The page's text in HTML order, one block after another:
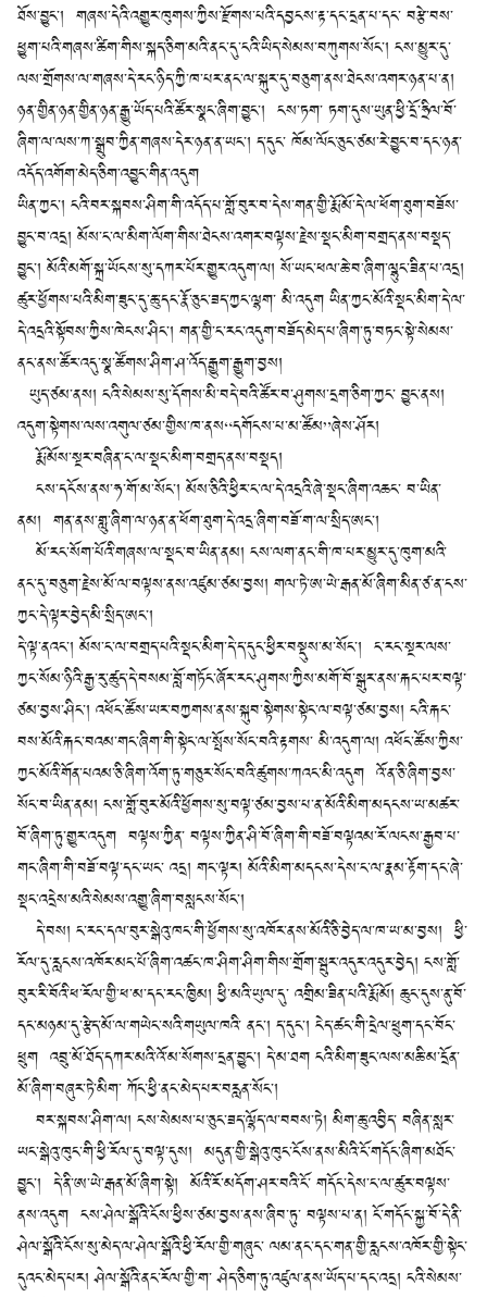
ཐོས་བྱུང་། གཞས་དེའི་འགྱུར་ཁུགས་ཀྱིས་རྫོགས་པའི་དབྱངས་རྟ་དང་དྲན་པ་དང་ བརྩེ་བས་
ཕྱུག་པའི་གཞས་ཚིག་གིས་སྐད་ཅིག་མའི་ནང་དུ་ངའི་ཡིད་སེམས་བཀུགས་སོང་། ངས་མྱུར་དུ་
ལས་གྲོགས་ལ་གཞས་དེ་རང་ཉིད་ཀྱི་ཁ་པར་ནང་ལ་སྐུར་དུ་བཅུག་ནས་ཐེངས་འགར་ཉན་པ་ན།
ཉན་གྱིན་ཉན་གྱིན་ཉན་རྒྱུ་ཡོད་པའི་ཚོར་སྣང་ཞིག་བྱུང་། ངས་ཏག་ ཏག་དུས་ཡུན་ཕྱི་དྲོ་ཧྲིལ་བོ་
ཞིག་ལ་ལས་ཀ་སྒྲུབ་ཀྱིན་གཞས་དེར་ཉན་ན་ཡང་། ད་དུང་ ཁོམ་ལོང་ཅུང་ཙམ་རེ་བྱུང་བ་དང་ཉན་
འདོད་འགོག་མེད་ཅིག་འབྱུང་གིན་འདུག
ཡིན་ཀྱང་། ངའི་བར་སྐབས་ཤིག་གི་འདོད་པ་གློ་བུར་བ་དེས་གན་གྱི་རྨོ་མོ་དེ་ལ་ཕོག་ཐུག་བཟོས་
བྱུང་བ་འདྲ། མོས་ང་ལ་མིག་ལོག་གིས་ཐེངས་འགར་བལྟས་རྗེས་སྡང་མིག་བགྲད་ནས་བསྡད་
བྱུང་། མོའི་མགོ་སྐྲ་ཡོངས་སུ་དཀར་པོར་གྱུར་འདུག་ལ། སོ་ཡང་ཕལ་ཆེ་བ་ཞིག་ལྷུང་ཟིན་པ་འདྲ།
ཚུར་ཕྱོགས་པའི་མིག་ཟུང་དུ་ཆུ་དང་རྣོ་ཅུང་ཟད་ཀྱང་ལྷག་ མི་འདུག ཡིན་ཀྱང་མོའི་སྡང་མིག་དེ་ལ་
དེ་འདྲའི་སྟོབས་ཀྱིས་ཁེངས་ཤིང་། གན་གྱི་ང་རང་འདུག་བཟོད་མེད་པ་ཞིག་ཏུ་བཏང་སྟེ་སེམས་
ནང་ནས་ཚོར་འདུ་སྣ་ཚོགས་ཤིག་ཤ་འོད་རྒྱུག་རྒྱུག་བྱས།
ཡུད་ཙམ་ནས། ངའི་སེམས་སུ་དོགས་མི་བདེ་བའི་ཚོར་བ་ཤུགས་དྲག་ཅིག་ཀྱང་ བྱུང་ནས།
འདུག་སྟེགས་ལས་འགུལ་ཙམ་གྱིས་ཁ་ནས“དགོངས་པ་མ་ཚོམ”ཞེས་ཤོར།
རྨོ་མོས་སྔར་བཞིན་ང་ལ་སྡང་མིག་བགྲད་ནས་བསྡད།
ངས་དངོས་ནས་ཧ་གོ་མ་སོང་། མོས་ཅིའི་ཕྱིར་ང་ལ་དེ་འདྲའི་ཞེ་སྡང་ཞིག་འཆང་ བ་ཡིན་
ནམ། གན་ནས་གླུ་ཞིག་ལ་ཉན་ན་ཕོག་ཐུག་དེ་འདྲ་ཞིག་བཟོ་ག་ལ་སྲིད་ཨང་།
མོ་རང་སོག་པོའི་གཞས་ལ་སྡང་བ་ཡིན་ནམ། ངས་ལག་ནང་གི་ཁ་པར་མྱུར་དུ་ཁུག་མའི་
ནང་དུ་བཅུག་རྗེས་མོ་ལ་བལྟས་ནས་འཛུམ་ཙམ་བྱས། གལ་ཏེ་ཨ་ཡེ་རྒན་མོ་ཞིག་མིན་ཙ་ན་ངས་
ཀྱང་དེ་ལྟར་བྱེད་མི་སྲིད་ཨང་།
དེ་ལྟ་ནའང་། མོས་ང་ལ་བགྲད་པའི་སྡང་མིག་དེ་ད་དུང་ཕྱིར་བསྡུས་མ་སོང་། ང་རང་སྔར་ལས་
ཀྱང་སོམ་ཉིའི་རྒྱ་རུ་ཚུད་དེ་བསམ་བློ་གཏོང་ཞོར་རང་ཤུགས་ཀྱིས་མགོ་བོ་སྒུར་ནས་རྐང་པར་བལྟ་
ཙམ་བྱས་ཤིང་། འཕོང་ཚོས་ཡར་བཀྱགས་ནས་སྐུབ་སྟེགས་སྟེང་ལ་བལྟ་ཙམ་བྱས། ངའི་རྐང་
བས་མོའི་རྐང་བའམ་གང་ཞིག་གི་སྟེང་ལ་སྤོས་སོང་བའི་རྟགས་ མི་འདུག་ལ། འཕོང་ཚོས་ཀྱིས་
ཀྱང་མོའི་གོན་པའམ་ཅི་ཞིག་འོག་ཏུ་གཅུར་སོང་བའི་ཚུགས་ཀའང་མི་འདུག འོ་ན་ཅི་ཞིག་བྱས་
སོང་བ་ཡིན་ནམ། ངས་གློ་བུར་མོའི་ཕྱོགས་སུ་བལྟ་ཙམ་བྱས་པ་ན་མོའི་མིག་མདངས་ཡ་མཚར་
བོ་ཞིག་ཏུ་གྱུར་འདུག བལྟས་ཀྱིན་ བལྟས་ཀྱིན་ཤི་བོ་ཞིག་གི་བཟོ་བལྟའམ་རོ་ལངས་རྒྱབ་པ་
གང་ཞིག་གི་བཟོ་བལྟ་དང་ཡང་ འདྲ། གང་ལྟར། མོའི་མིག་མདངས་དེས་ང་ལ་རྣམ་རྟོག་དང་ཞེ་
སྡང་འདྲེས་མའི་སེམས་འགྱུ་ཞིག་བསླངས་སོང་།
དེ་བས། ང་རང་དལ་བུར་སྒེའུ་ཁང་གི་ཕྱོགས་སུ་འཁོར་ནས་མོའི་ཅི་བྱེད་ལ་ཁ་ཡ་མ་བྱས། ཕྱི་
རོལ་དུ་རླངས་འཁོར་མང་པོ་ཞིག་འཚང་ཁ་ཤིག་ཤིག་གིས་གྲོག་སྦུར་འདུར་འདུར་བྱེད། ངས་གློ་
བུར་རི་བོའི་ཕ་རོལ་གྱི་ཕ་མ་དང་རང་ཁྱིམ། ཕྱི་མའི་ཡུལ་དུ་ འགྲིམ་ཟིན་པའི་རྨོ་མོ། ཆུང་དུས་ནུ་བོ་
དང་མཉམ་དུ་རྩེད་མོ་ལ་གཡེང་སའི་གཡུལ་ཁའི་ ནང་། ད་དུང་། ངེད་ཚང་གི་དྲེལ་ཕྲུག་དང་བོང་
ཕྲུག འབྲུ་མོ་ཐོད་དཀར་མའི་འོ་མ་སོགས་དྲན་བྱུང་། དེ་མ་ཐག ངའི་མིག་ཟུང་ལས་མཆི་མ་དྲོན་
མོ་ཞིག་བཞུར་ཏེ་མིག་ ཀོང་ཕྱི་ནང་མེད་པར་བརླན་སོང་།
བར་སྐབས་ཤིག་ལ། ངས་སེམས་པ་ཅུང་ཟད་ལྷོད་ལ་བབས་ཏེ། མིག་ཆུ་འབྱིད་ བཞིན་སླར་
ཡང་སྒེའུ་ཁུང་གི་ཕྱི་རོལ་དུ་བལྟ་དུས། མདུན་གྱི་སྒེའུ་ཁུང་ངོས་ནས་མིའི་ངོ་གདོང་ཞིག་མཐོང་
བྱུང་། དེ་ནི་ཨ་ཡེ་རྒན་མོ་ཞིག་སྟེ། མོའི་རོ་མདོག་ཤར་བའི་ངོ་ གདོང་དེས་ང་ལ་ཚུར་བལྟས་
ནས་འདུག ངས་ཤེལ་སྒོའི་ངོས་ཕྱིས་ཙམ་བྱས་ནས་ཞིབ་ཏུ་ བལྟས་པ་ན། ངོ་གདོང་སྐྱ་བོ་དེ་ནི་
ཤེལ་སྒོའི་ངོས་སུ་མེད་ལ་ཤེལ་སྒོའི་ཕྱི་རོལ་གྱི་གཞུང་ ལམ་ནང་དང་གན་གྱི་རླངས་འཁོར་གྱི་སྟེང་
དུའང་མེད་པར། ཤེལ་སྒོའི་ནང་རོལ་གྱི་ག་ ཤེད་ཅིག་ཏུ་འཛུལ་ནས་ཡོད་པ་དང་འདྲ། ངའི་སེམས་